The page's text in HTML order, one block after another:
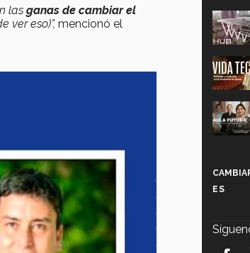
las ganas de cambiar el
ver eso)”, mencionó el
ES